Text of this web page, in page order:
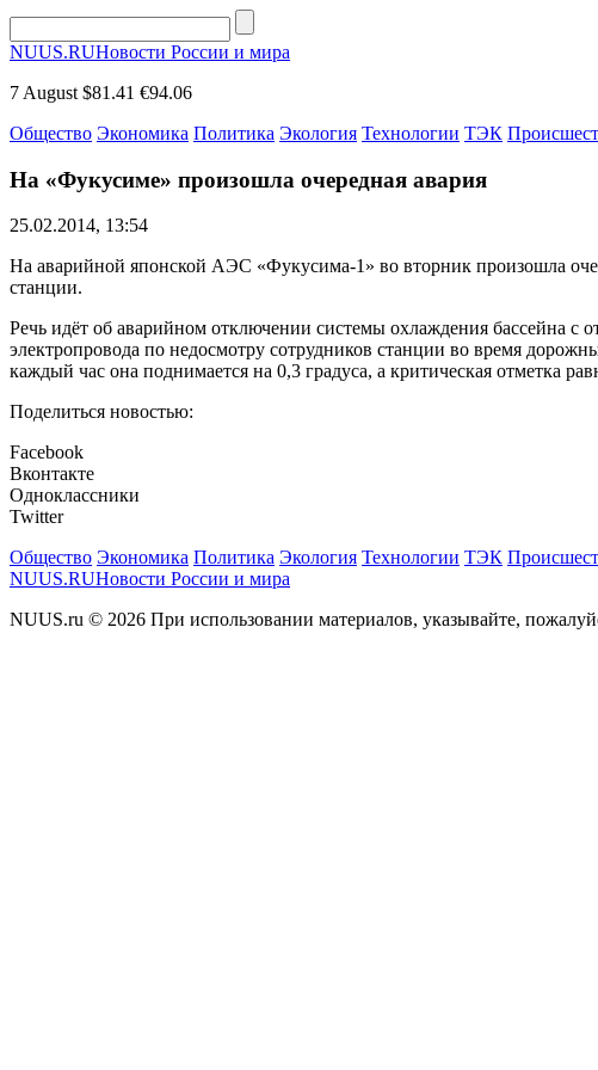
NUUS.RUНовости России и мира
7 August $81.41 €94.06
Общество Экономика Политика Экология Технологии ТЭК
На «Фукусиме» произошла очередная авария
25.02.2014, 13:54
На аварийной японской АЭС «Фукусима-1» во вторник произошла
станции.
Речь идёт об аварийном отключении системы охлаждения бассейна
электропровода по недосмотру сотрудников станции во время
каждый час она поднимается на 0,3 градуса, а критическая отметка
Поделиться новостью:
Facebook
Вконтакте
Одноклассники
Twitter
Общество Экономика Политика Экология Технологии ТЭК
NUUS.RUНовости России и мира
NUUS.ru © 2026 При использовании материалов, указывайте,